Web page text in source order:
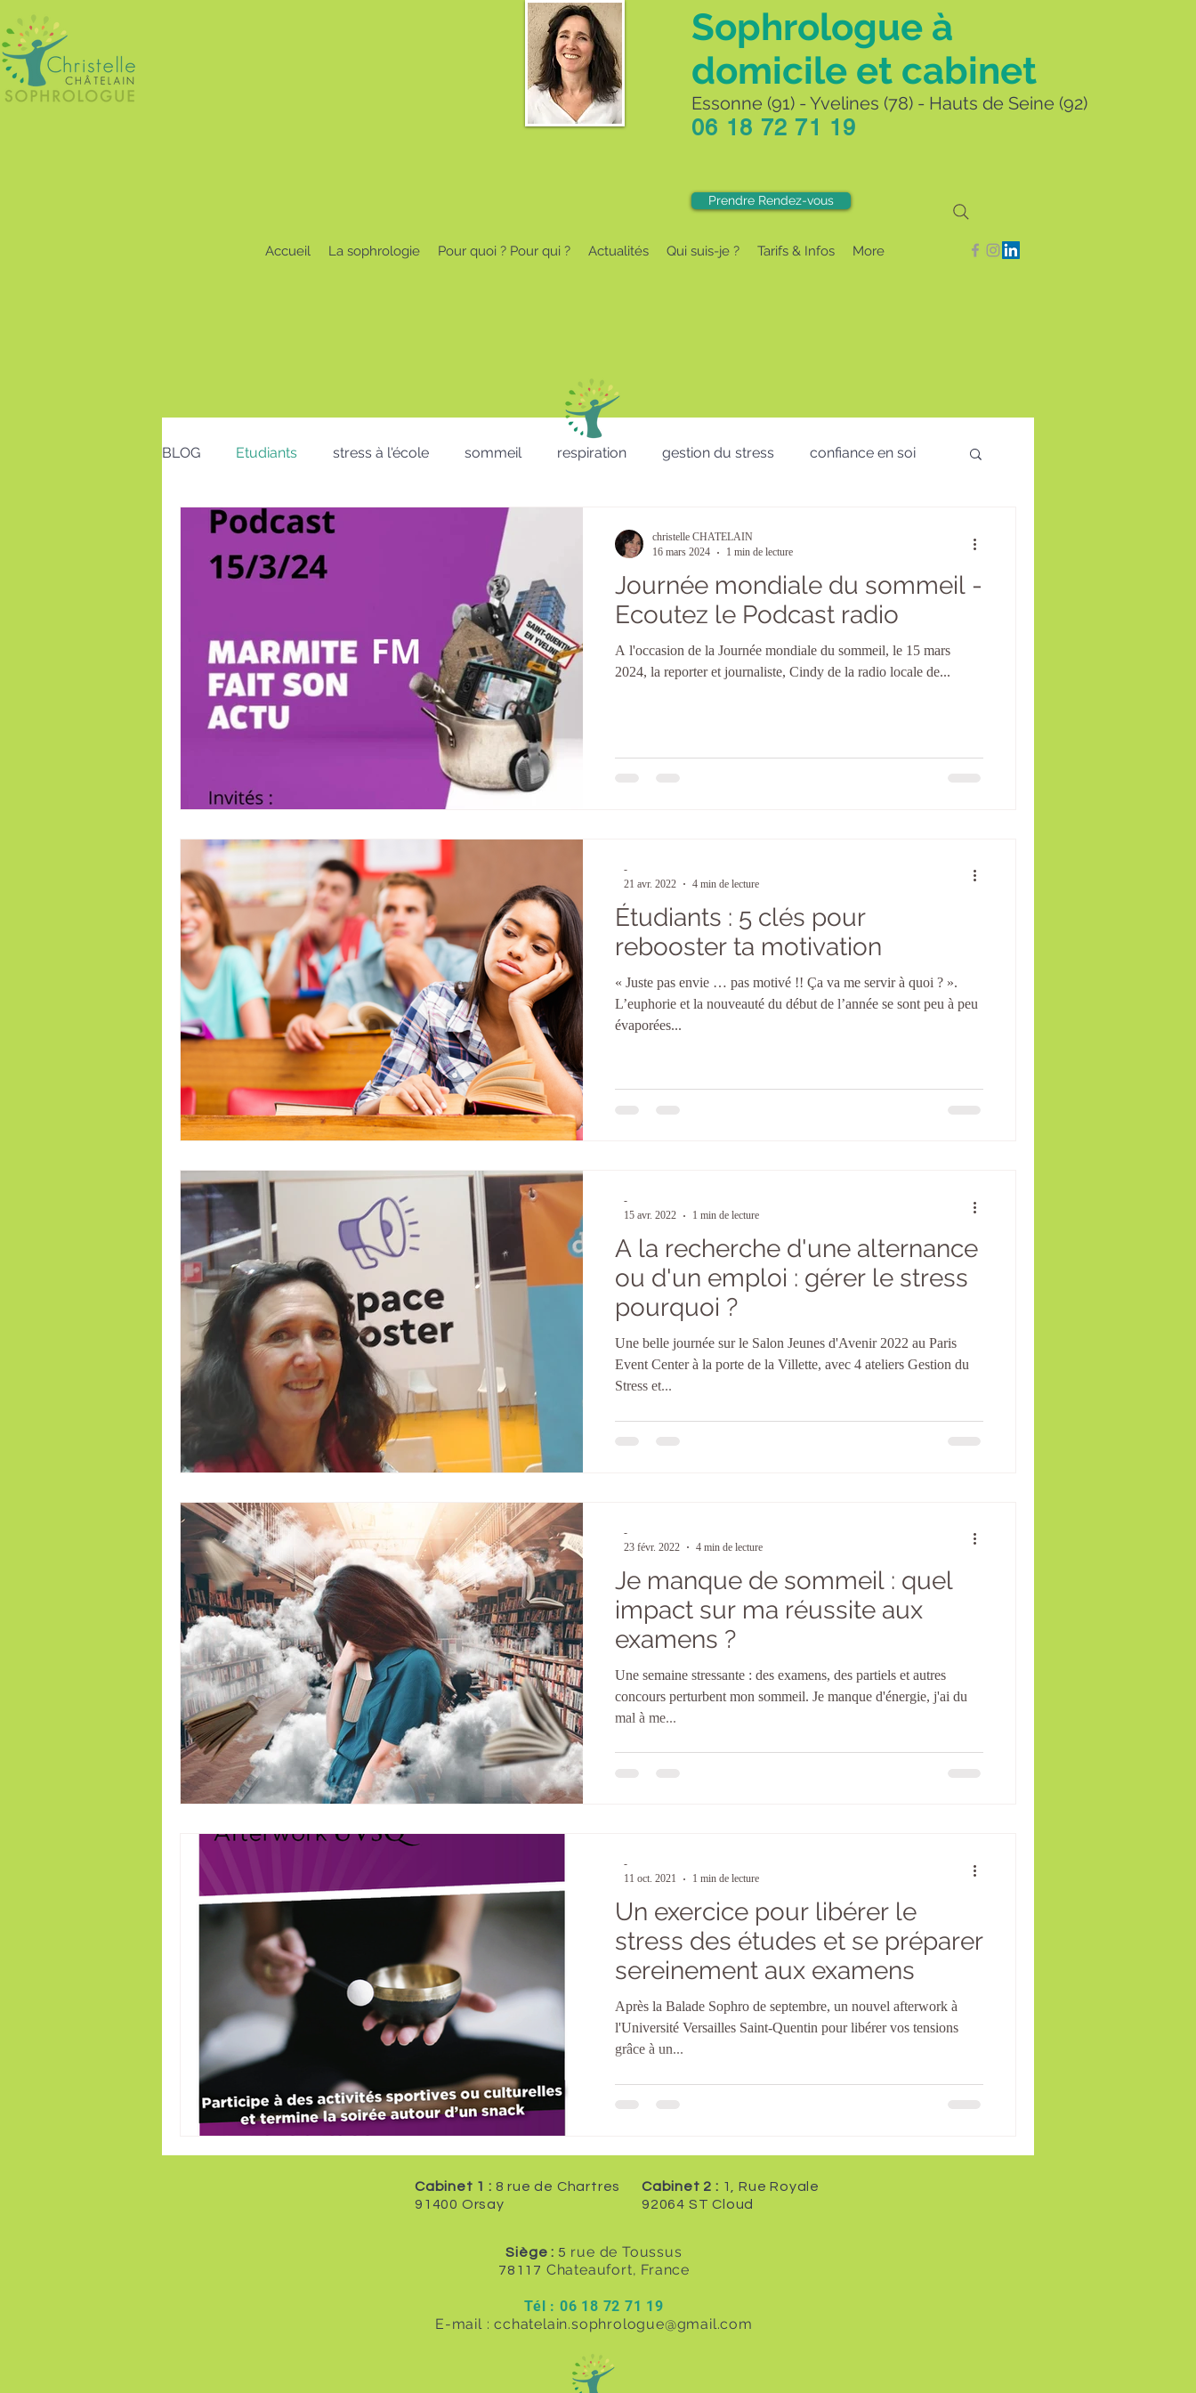
Sophrologue à
domicile et cabinet
Essonne (91) - Yvelines (78) - Hauts de Seine (92)
06 18 72 71 19
Prendre Rendez-vous
Accueil La sophrologie Pour quoi ? Pour qui ? Actualités Qui suis-je ? Tarifs & Infos More
BLOG Etudiants stress à l'école sommeil respiration gestion du stress confiance en soi
Emploi Bon cadeau RH - CSE - Formation - QVT
Enfants lâcher prise télétravail visio
postures au travail Voeux micro sieste Saint Valentin St valentin Santé Mentale
Journée mondiale du sommeil -
Ecoutez le Podcast radio
A l'occasion de la Journée mondiale du sommeil, le 15 mars
2024, la reporter et journaliste, Cindy de la radio locale de...
christelle CHATELAIN
16 mars 2024
1 min de lecture
Étudiants : 5 clés pour
rebooster ta motivation
« Juste pas envie … pas motivé !! Ça va me servir à quoi ? ».
L’euphorie et la nouveauté du début de l’année se sont peu à peu
évaporées...
-
21 avr. 2022
4 min de lecture
A la recherche d'une alternance
ou d'un emploi : gérer le stress
pourquoi ?
Une belle journée sur le Salon Jeunes d'Avenir 2022 au Paris
Event Center à la porte de la Villette, avec 4 ateliers Gestion du
Stress et...
-
15 avr. 2022
1 min de lecture
Je manque de sommeil : quel
impact sur ma réussite aux
examens ?
Une semaine stressante : des examens, des partiels et autres
concours perturbent mon sommeil. Je manque d'énergie, j'ai du
mal à me...
-
23 févr. 2022
4 min de lecture
Un exercice pour libérer le
stress des études et se préparer
sereinement aux examens
Après la Balade Sophro de septembre, un nouvel afterwork à
l'Université Versailles Saint-Quentin pour libérer vos tensions
grâce à un...
-
11 oct. 2021
1 min de lecture
Cabinet 1 : 8 rue de Chartres
91400 Orsay
Cabinet 2 : 1, Rue Royale
92064 ST Cloud
Siège : 5 rue de Toussus
78117 Chateaufort, France
Tél : 06 18 72 71 19
E-mail :cchatelain.sophrologue@gmail.com